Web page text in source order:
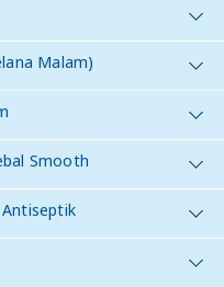
Malam)
Smooth